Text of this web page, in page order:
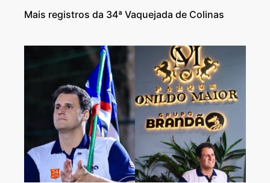
Mais registros da 34ª Vaquejada de Colinas